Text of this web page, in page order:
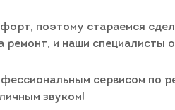
поэтому стараемся
ремонт, и наши специалисты
сервисом по
звуком!